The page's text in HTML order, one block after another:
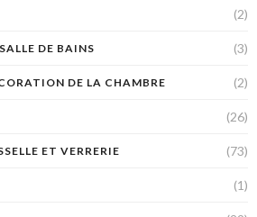
(2)
DE BAINS (3)
DE LA CHAMBRE (2)
(26)
ET VERRERIE (73)
(1)